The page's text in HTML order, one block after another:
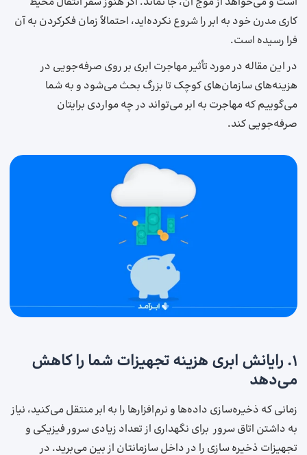
کاری مدرن خود به ابر را شروع نکرده‌اید، احتمالاً زمان فکرکردن به آن
فرا رسیده است.
در این مقاله در مورد تأثیر مهاجرت ابری بر روی صرفه‌جویی در
هزینه‌های سازمان‌های کوچک تا بزرگ بحث می‌شود و به شما
می‌گوییم که مهاجرت به ابر می‌تواند در چه مواردی برایتان
صرفه‌جویی کند.
۱. رایانش ابری هزینه تجهیزات شما را کاهش
می‌دهد
زمانی که ذخیره‌سازی داده‌ها و نرم‌افزارها را به ابر منتقل می‌کنید، نیاز
به داشتن اتاق سرور برای نگهداری از تعداد زیادی سرور فیزیکی و
تجهیزات ذخیره سازی را در داخل سازمانتان از بین می‌برید. در